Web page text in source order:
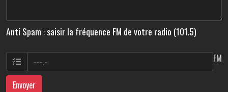
Anti Spam : saisir la fréquence FM de votre radio (101.5)
FM
Envoyer